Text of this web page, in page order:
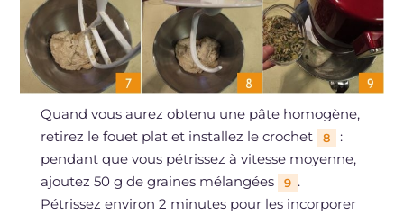
Quand vous aurez obtenu une pâte homogène,
retirez le fouet plat et installez le crochet
8
:
pendant que vous pétrissez à vitesse moyenne,
ajoutez 50 g de graines mélangées
9 .
Pétrissez environ 2 minutes pour les incorporer